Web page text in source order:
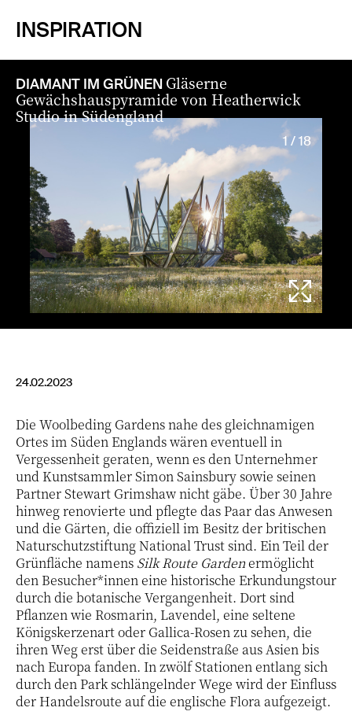
INSPIRATION
DIAMANT IM GRÜNEN Gläserne
Gewächshauspyramide von Heatherwick
Studio in Südengland
1 / 18
24.02.2023
Die Woolbeding Gardens nahe des gleichnamigen
Ortes im Süden Englands wären eventuell in
Vergessenheit geraten, wenn es den Unternehmer
und Kunstsammler Simon Sainsbury sowie seinen
Partner Stewart Grimshaw nicht gäbe. Über 30 Jahre
hinweg renovierte und pflegte das Paar das Anwesen
und die Gärten, die offiziell im Besitz der britischen
Naturschutzstiftung National Trust sind. Ein Teil der
Grünfläche namens Silk Route Gardenermöglicht
den Besucher*innen eine historische Erkundungstour
durch die botanische Vergangenheit. Dort sind
Pflanzen wie Rosmarin, Lavendel, eine seltene
Königskerzenart oder Gallica-Rosen zu sehen, die
ihren Weg erst über die Seidenstraße aus Asien bis
nach Europa fanden. In zwölf Stationen entlang sich
durch den Park schlängelnder Wege wird der Einfluss
der Handelsroute auf die englische Flora aufgezeigt.